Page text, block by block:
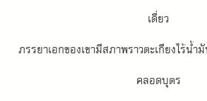
เดี่ยว
ภรรยาเอกของเขามีสภาพราวตะเกียงไร้น้
คลอดบุตร